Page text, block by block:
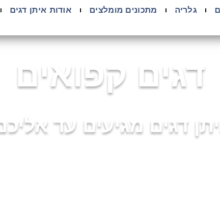
גלריה מתכונים מומלצים אודות איתן דגים
דגים קפואים
דגים מגיעים עד